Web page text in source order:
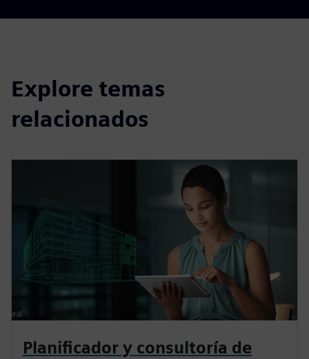
Explore temas
relacionados
Planificador y consultoría de